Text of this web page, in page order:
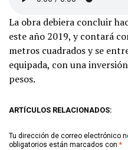
La obra debiera concluir
este año 2019, y contará
metros cuadrados y se
equipada, con una
pesos.
ARTÍCULOS RELACIONADOS:
Tu dirección de correo electrónico
obligatorios están marcados con *